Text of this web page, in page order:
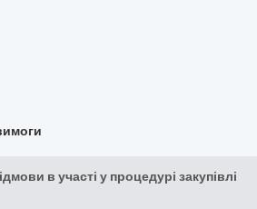
в участі у процедурі закупівлі